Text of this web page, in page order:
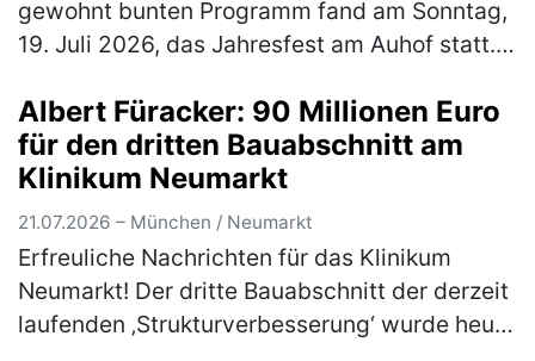
gewohnt bunten Programm fand am Sonntag,
19. Juli 2026, das Jahresfest am Auhof statt.
Getränken und jeder Menge M…(mehr)
Albert Füracker: 90 Millionen Euro
für den dritten Bauabschnitt am
Klinikum Neumarkt
21.07.2026 – München / Neumarkt
Erfreuliche Nachrichten für das Klinikum
Neumarkt! Der dritte Bauabschnitt der derzeit
laufenden ‚Strukturverbesserung‘ wurde heute